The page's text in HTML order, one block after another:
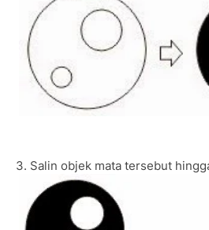
3. Salin objek mata tersebut